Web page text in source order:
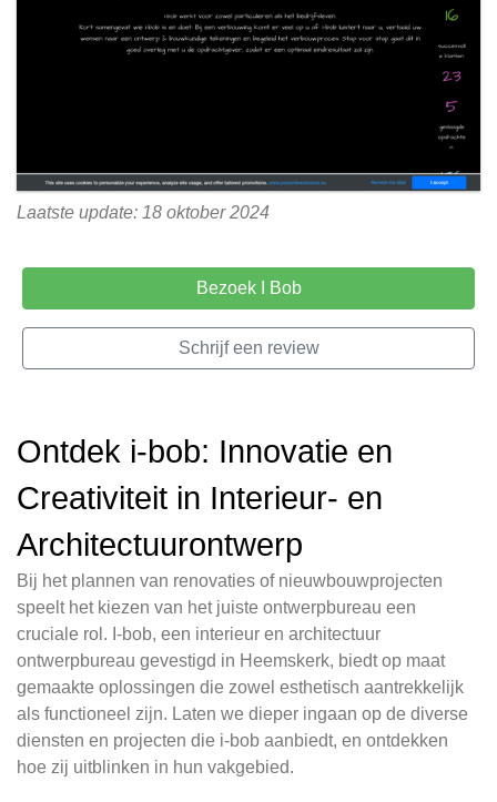
Laatste update: 18 oktober 2024
Bezoek I Bob
Schrijf een review
Ontdek i-bob: Innovatie en
Creativiteit in Interieur- en
Architectuurontwerp
Bij het plannen van renovaties of nieuwbouwprojecten
speelt het kiezen van het juiste ontwerpbureau een
cruciale rol. I-bob, een interieur en architectuur
ontwerpbureau gevestigd in Heemskerk, biedt op maat
gemaakte oplossingen die zowel esthetisch aantrekkelijk
als functioneel zijn. Laten we dieper ingaan op de diverse
diensten en projecten die i-bob aanbiedt, en ontdekken
hoe zij uitblinken in hun vakgebied.